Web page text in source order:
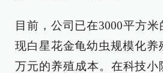
目前，公司已在3000平方
现白星花金龟幼虫规模化养
万元的养殖成本。在科技小